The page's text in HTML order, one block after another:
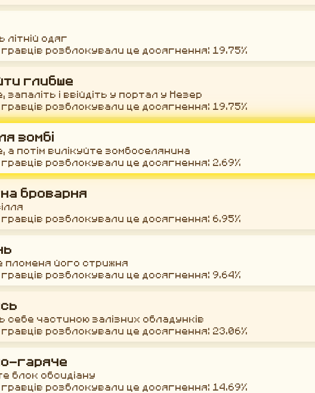
літній одяг
гравців розблокували це досягнення: 19.75%
глибше
запаліть і ввійдіть у портал у Незер
гравців розблокували це досягнення: 19.75%
зомбі
а потім вилікуйте зомбоселянина
гравців розблокували це досягнення: 2.69%
броварня
гравців розблокували це досягнення: 6.95%
пломеня його стрижня
гравців розблокували це досягнення: 9.64%
себе частиною залізних обладунків
гравців розблокували це досягнення: 23.06%
гаряче
блок обсидіану
гравців розблокували це досягнення: 14.69%